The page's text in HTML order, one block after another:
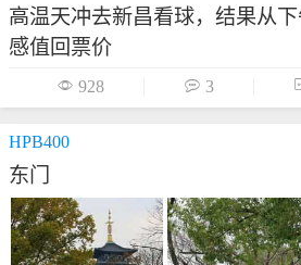
高温天冲去新昌看球，结果从
感值回票价
 928  3
HPB400
东门